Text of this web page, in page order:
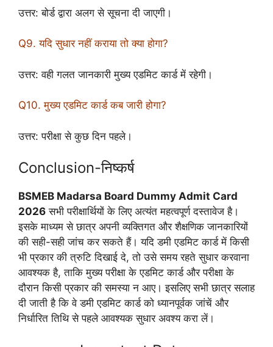
उत्तर: बोर्ड द्वारा अलग से सूचना दी जाएगी।
Q9. यदि सुधार नहीं कराया तो क्या होगा?
उत्तर: वही गलत जानकारी मुख्य एडमिट कार्ड में रहेगी।
Q10. मुख्य एडमिट कार्ड कब जारी होगा?
उत्तर: परीक्षा से कुछ दिन पहले।
Conclusion-निष्कर्ष
BSMEB Madarsa Board Dummy Admit Card
2026 सभी परीक्षार्थियों के लिए अत्यंत महत्वपूर्ण दस्तावेज है।
इसके माध्यम से छात्र अपनी व्यक्तिगत और शैक्षणिक जानकारियों
की सही-सही जांच कर सकते हैं। यदि डमी एडमिट कार्ड में किसी
भी प्रकार की त्रुटि दिखाई दे, तो उसे समय रहते सुधार करवाना
आवश्यक है, ताकि मुख्य परीक्षा के एडमिट कार्ड और परीक्षा के
दौरान किसी प्रकार की समस्या न आए। इसलिए सभी छात्र सलाह
दी जाती है कि वे डमी एडमिट कार्ड को ध्यानपूर्वक जांचें और
निर्धारित तिथि से पहले आवश्यक सुधार अवश्य करा लें।